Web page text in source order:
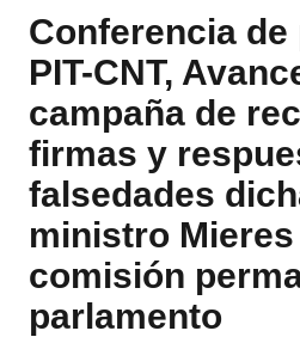
Conferencia de
PIT-CNT,
campaña de
firmas y
falsedades
ministro Mieres
comisión
parlamento